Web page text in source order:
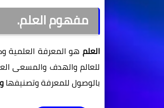
مفهوم العلم.
العلم هو المعرفة العلمية
للعالم والهدف والمسعى
بالوصول للمعرفة وتصنيفها